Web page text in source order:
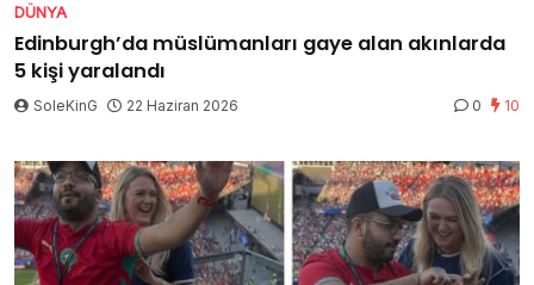
DÜNYA
Edinburgh’da müslümanları gaye alan akınlarda
5 kişi yaralandı
SoleKinG 22 Haziran 2026 0 10